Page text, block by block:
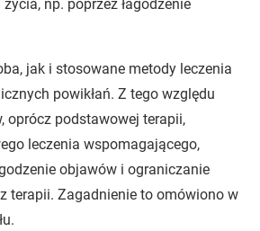
np. poprzez łagodzenie
jak i stosowane metody leczenia
powikłań. Z tego względu
oprócz podstawowej terapii,
leczenia wspomagającego,
objawów i ograniczanie
terapii. Zagadnienie to omówiono w